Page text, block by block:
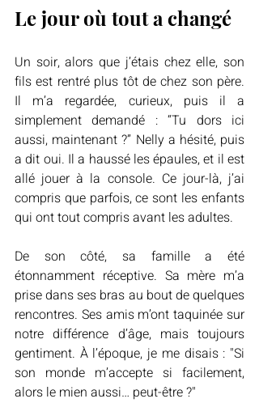
Le jour où tout a changé
Un soir, alors que j’étais chez elle, son
fils est rentré plus tôt de chez son père.
Il m’a regardée, curieux, puis il a
simplement demandé : “Tu dors ici
aussi, maintenant ?” Nelly a hésité, puis
a dit oui. Il a haussé les épaules, et il est
allé jouer à la console. Ce jour-là, j’ai
compris que parfois, ce sont les enfants
qui ont tout compris avant les adultes.
De son côté, sa famille a été
étonnamment réceptive. Sa mère m’a
prise dans ses bras au bout de quelques
rencontres. Ses amis m’ont taquinée sur
notre différence d’âge, mais toujours
gentiment. À l’époque, je me disais : "Si
son monde m’accepte si facilement,
alors le mien aussi… peut-être ?"